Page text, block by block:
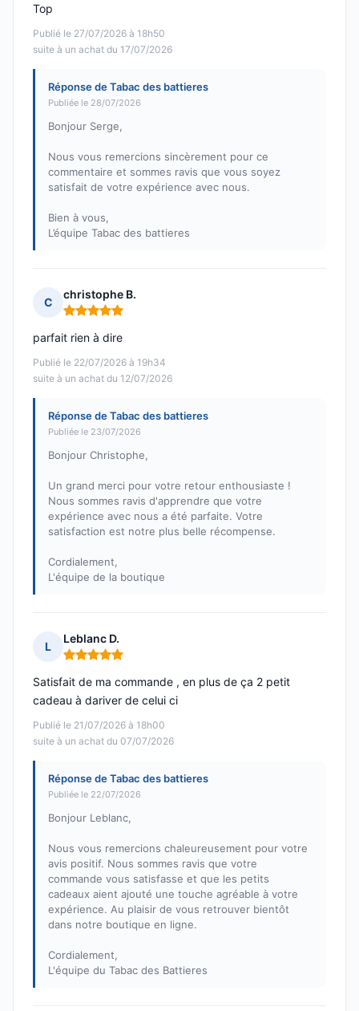
Publié le 27/07/2026 à 18h50
suite à un achat du 17/07/2026
Top
Réponse de Tabac des battieres
Publiée le 28/07/2026
Bonjour Serge,
Nous vous remercions sincèrement pour ce
commentaire et sommes ravis que vous soyez
satisfait de votre expérience avec nous.
Bien à vous,
L’équipe Tabac des battieres
C
christophe B.
Note : 5 sur 5
Publié le 22/07/2026 à 19h34
suite à un achat du 12/07/2026
parfait rien à dire
Réponse de Tabac des battieres
Publiée le 23/07/2026
Bonjour Christophe,
Un grand merci pour votre retour enthousiaste !
Nous sommes ravis d'apprendre que votre
expérience avec nous a été parfaite. Votre
satisfaction est notre plus belle récompense.
Cordialement,
L'équipe de la boutique
L
Leblanc D.
Note : 5 sur 5
Publié le 21/07/2026 à 18h00
suite à un achat du 07/07/2026
Satisfait de ma commande , en plus de ça 2 petit
cadeau à dariver de celui ci
Réponse de Tabac des battieres
Publiée le 22/07/2026
Bonjour Leblanc,
Nous vous remercions chaleureusement pour votre
avis positif. Nous sommes ravis que votre
commande vous satisfasse et que les petits
cadeaux aient ajouté une touche agréable à votre
expérience. Au plaisir de vous retrouver bientôt
dans notre boutique en ligne.
Cordialement,
L'équipe du Tabac des Battieres